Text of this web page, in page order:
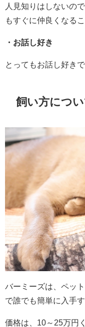
人見知りはしないの
もすぐに仲良くなる
・お話し好き
とってもお話し好き
飼い方につ
バーミーズは、ペッ
で誰でも簡単に入手
価格は、10～25万円